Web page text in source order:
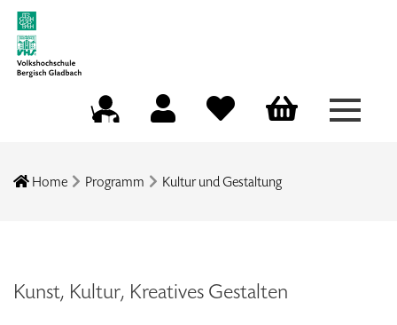
Menü
Home Programm Kultur und Gestaltung
Kunst, Kultur, Kreatives Gestalten